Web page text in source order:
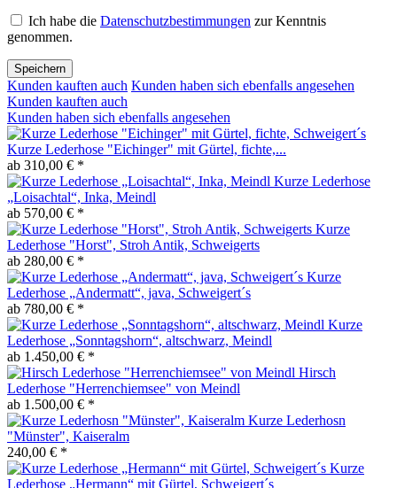
Ich habe die Datenschutzbestimmungen zur Kenntnis
genommen.
Speichern
Kunden kauften auch Kunden haben sich ebenfalls angesehen
Kunden kauften auch
Kunden haben sich ebenfalls angesehen
Kurze Lederhose "Eichinger" mit Gürtel, fichte,...
ab 310,00 € *
Kurze Lederhose
„Loisachtal“, Inka, Meindl
ab 570,00 € *
Kurze
Lederhose "Horst", Stroh Antik, Schweigerts
ab 280,00 € *
Kurze
Lederhose „Andermatt“, java, Schweigert´s
ab 780,00 € *
Kurze
Lederhose „Sonntagshorn“, altschwarz, Meindl
ab 1.450,00 € *
Hirsch
Lederhose "Herrenchiemsee" von Meindl
ab 1.500,00 € *
Kurze Lederhosn
"Münster", Kaiseralm
240,00 € *
Kurze
Lederhose „Hermann“ mit Gürtel, Schweigert´s